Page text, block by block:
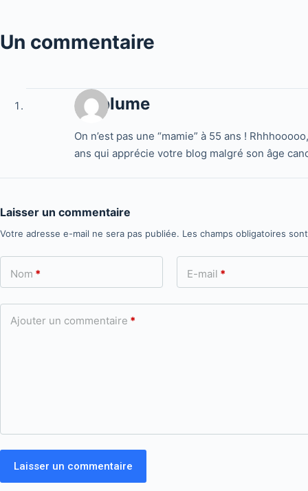
Un commentaire
catplume
On n’est pas une “mamie” à 55 ans !
ans qui apprécie votre blog malgré son âge
Laisser un commentaire
Votre adresse e-mail ne sera pas publiée. Les champs obligatoires
Nom * E-mail *
Ajouter un commentaire *
Laisser un commentaire